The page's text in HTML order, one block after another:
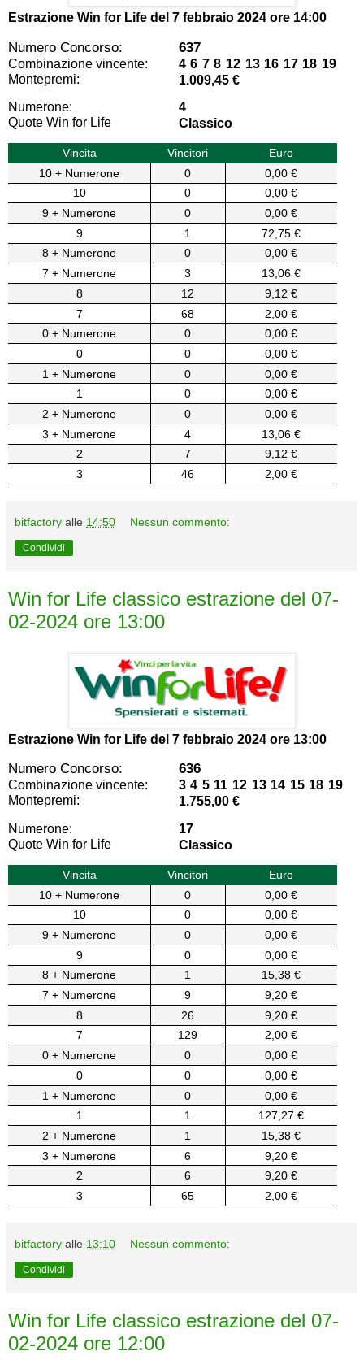
Estrazione Win for Life del 7 febbraio 2024 ore 14:00
Numero Concorso: 637
Combinazione vincente:
4 6 7 8 12 13 16 17 18 19
Montepremi:
1.009,45 €
Numerone:
4
Quote Win for Life
Classico
Vincita Vincitori
Euro
10 + Numerone
0
0,00 €
10
0
0,00 €
9 + Numerone
0
0,00 €
9
1
72,75 €
8 + Numerone
0
0,00 €
7 + Numerone
3
13,06 €
8
12
9,12 €
7
68
2,00 €
0 + Numerone
0
0,00 €
0
0
0,00 €
1 + Numerone
0
0,00 €
1
0
0,00 €
2 + Numerone
0
0,00 €
3 + Numerone
4
13,06 €
2
7
9,12 €
3
46 2,00 €
bitfactory alle 14:50 Nessun commento:
Condividi
Win for Life classico estrazione del 07-
02-2024 ore 13:00
Estrazione Win for Life del 7 febbraio 2024 ore 13:00
Numero Concorso: 636
Combinazione vincente:
3 4 5 11 12 13 14 15 18 19
Montepremi:
1.755,00 €
Numerone:
17
Quote Win for Life
Classico
Vincita Vincitori
Euro
10 + Numerone
0
0,00 €
10
0
0,00 €
9 + Numerone
0
0,00 €
9
0
0,00 €
8 + Numerone
1
15,38 €
7 + Numerone
9
9,20 €
8
26
9,20 €
7
129
2,00 €
0 + Numerone
0
0,00 €
0
0
0,00 €
1 + Numerone
0
0,00 €
1
1
127,27 €
2 + Numerone
1
15,38 €
3 + Numerone
6
9,20 €
2
6
9,20 €
3
65 2,00 €
bitfactory alle 13:10 Nessun commento:
Condividi
Win for Life classico estrazione del 07-
02-2024 ore 12:00